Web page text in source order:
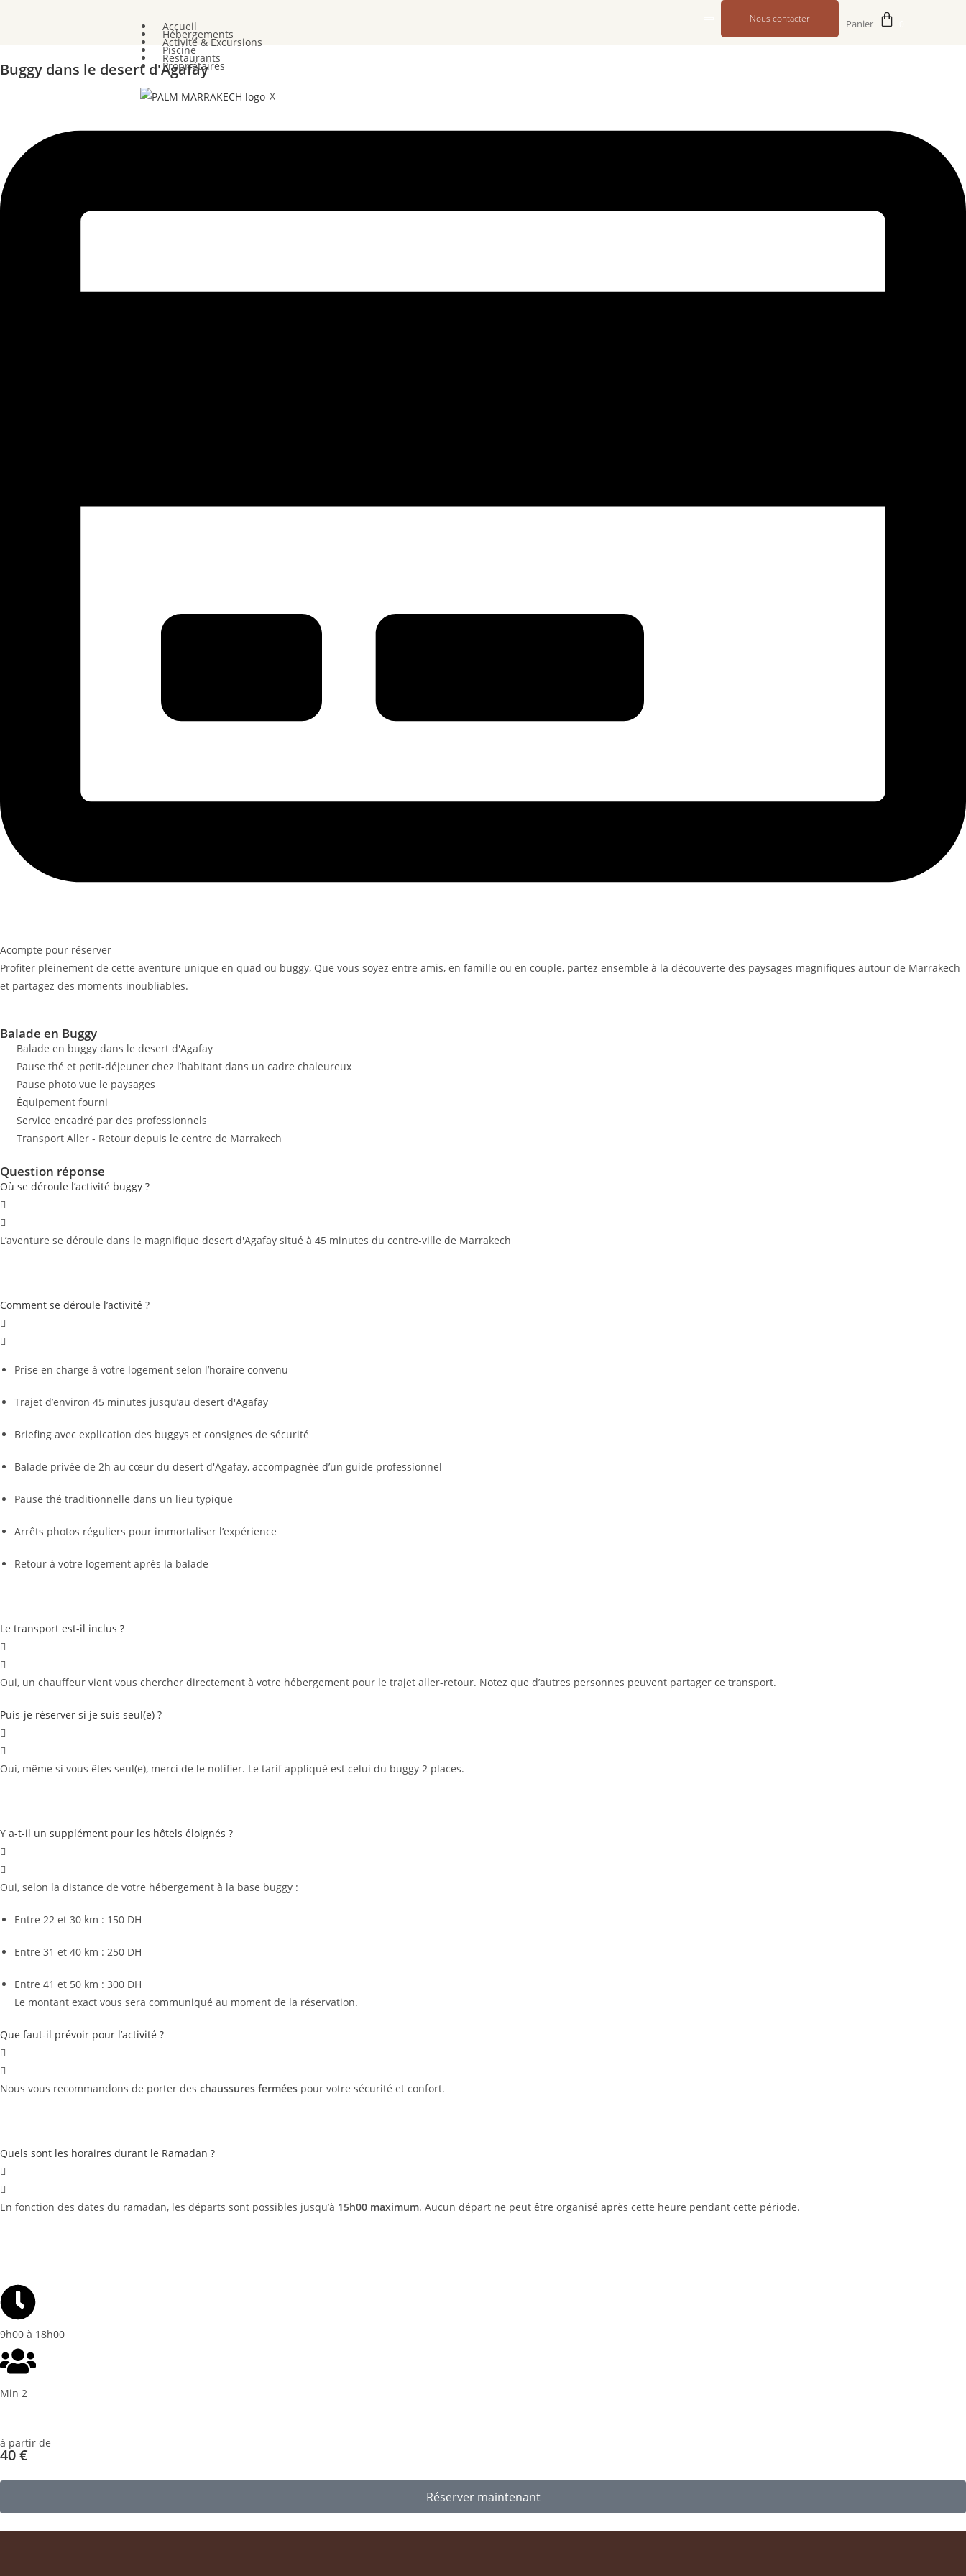
Accueil
Hébergements
Activité & Excursions
Piscine
Restaurants
Propriétaires
X
Nous contacter Panier
Buggy dans le desert d'Agafay
Acompte pour réserver
Profiter pleinement de cette aventure unique en quad ou buggy, Que vous soyez entre amis, en famille ou en couple, partez ensemble à la découverte des paysages magnifiques autour de Marrakech
et partagez des moments inoubliables.
Balade en Buggy
Balade en buggy dans le desert d'Agafay
Pause thé et petit-déjeuner chez l’habitant dans un cadre chaleureux
Pause photo vue le paysages
Équipement fourni
Service encadré par des professionnels
Transport Aller - Retour depuis le centre de Marrakech
Question réponse
Où se déroule l’activité buggy ?
L’aventure se déroule dans le magnifique desert d'Agafay situé à 45 minutes du centre-ville de Marrakech
Comment se déroule l’activité ?
Prise en charge à votre logement selon l’horaire convenu
Trajet d’environ 45 minutes jusqu’au desert d'Agafay
Briefing avec explication des buggys et consignes de sécurité
Balade privée de 2h au cœur du desert d'Agafay, accompagnée d’un guide professionnel
Pause thé traditionnelle dans un lieu typique
Arrêts photos réguliers pour immortaliser l’expérience
Retour à votre logement après la balade
Le transport est-il inclus ?
Oui, un chauffeur vient vous chercher directement à votre hébergement pour le trajet aller-retour. Notez que d’autres personnes peuvent partager ce transport.
Puis-je réserver si je suis seul(e) ?
Oui, même si vous êtes seul(e), merci de le notifier. Le tarif appliqué est celui du buggy 2 places.
Y a-t-il un supplément pour les hôtels éloignés ?
Oui, selon la distance de votre hébergement à la base buggy :
Entre 22 et 30 km : 150 DH
Entre 31 et 40 km : 250 DH
Entre 41 et 50 km : 300 DH
Le montant exact vous sera communiqué au moment de la réservation.
Que faut-il prévoir pour l’activité ?
Nous vous recommandons de porter des chaussures fermées pour votre sécurité et confort.
Quels sont les horaires durant le Ramadan ?
En fonction des dates du ramadan, les départs sont possibles jusqu’à 15h00 maximum. Aucun départ ne peut être organisé après cette heure pendant cette période.
9h00 à 18h00
Min 2
à partir de
40 €
Réserver maintenant